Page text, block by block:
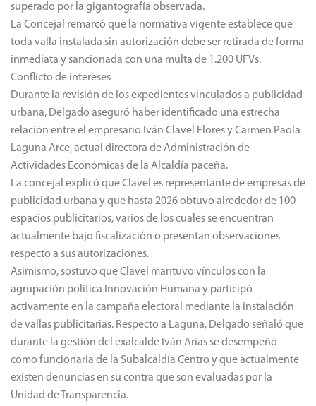
superado por la gigantografía observada.
La Concejal remarcó que la normativa vigente establece que
toda valla instalada sin autorización debe ser retirada de forma
inmediata y sancionada con una multa de 1.200 UFVs.
Conflicto de intereses
Durante la revisión de los expedientes vinculados a publicidad
urbana, Delgado aseguró haber identificado una estrecha
relación entre el empresario Iván Clavel Flores y Carmen Paola
Laguna Arce, actual directora de Administración de
Actividades Económicas de la Alcaldía paceña.
La concejal explicó que Clavel es representante de empresas de
publicidad urbana y que hasta 2026 obtuvo alrededor de 100
espacios publicitarios, varios de los cuales se encuentran
actualmente bajo fiscalización o presentan observaciones
respecto a sus autorizaciones.
Asimismo, sostuvo que Clavel mantuvo vínculos con la
agrupación política Innovación Humana y participó
activamente en la campaña electoral mediante la instalación
de vallas publicitarias. Respecto a Laguna, Delgado señaló que
durante la gestión del exalcalde Iván Arias se desempeñó
como funcionaria de la Subalcaldía Centro y que actualmente
existen denuncias en su contra que son evaluadas por la
Unidad de Transparencia.